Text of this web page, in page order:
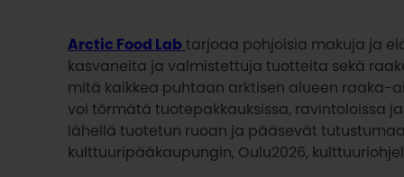
Arctic Food Lab tarjoaa pohjoisia makuja ja
kasvaneita ja valmistettuja tuotteita sekä
mitä kaikkea puhtaan arktisen alueen raaka-
voi törmätä tuotepakkauksissa, ravintoloissa
lähellä tuotetun ruoan ja pääsevät
kulttuuripääkaupungin, Oulu2026,